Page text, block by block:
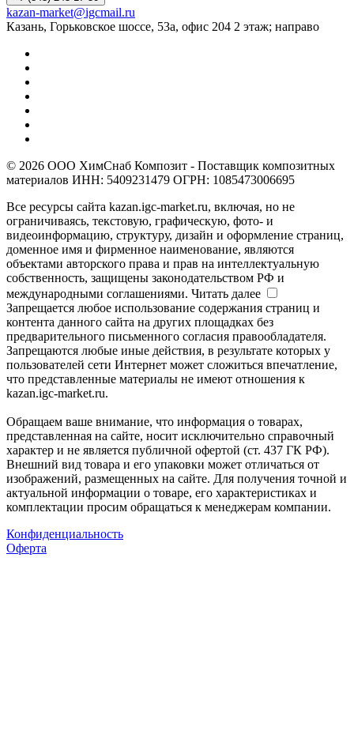
kazan-market@igcmail.ru
Казань, ​Горьковское шоссе, 53а, офис 204 2 этаж; направо
© 2026 ООО ХимСнаб Композит - Поставщик композитных
материалов ИНН: 5409231479 ОГРН: 1085473006695
Все ресурсы сайта kazan.igc-market.ru, включая, но не
ограничиваясь, текстовую, графическую, фото- и
видеоинформацию, структуру, дизайн и оформление страниц,
доменное имя и фирменное наименование, являются
объектами авторского права и прав на интеллектуальную
собственность, защищены законодательством РФ и
международными соглашениями. Читать далее
Запрещается любое использование содержания страниц и
контента данного сайта на других площадках без
предварительного письменного согласия правообладателя.
Запрещаются любые иные действия, в результате которых у
пользователей сети Интернет может сложиться впечатление,
что представленные материалы не имеют отношения к
kazan.igc-market.ru.
Обращаем ваше внимание, что информация о товарах,
представленная на сайте, носит исключительно справочный
характер и не является публичной офертой (ст. 437 ГК РФ).
Внешний вид товара и его упаковки может отличаться от
изображений, размещенных на сайте. Для получения точной и
актуальной информации о товаре, его характеристиках и
комплектации просим обращаться к менеджерам компании.
Конфиденциальность
Оферта